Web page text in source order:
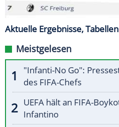
Aktuelle Ergebnisse,
Meistgelesen
"Infanti-No Go":
des FIFA-Chefs
UEFA hält an FIFA-
Infantino